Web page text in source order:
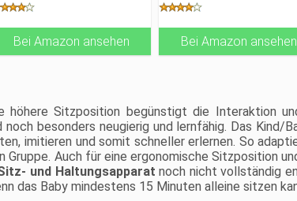
DAS GURTSYSTEM bieten
Kleinkindalter. Der
Treppenhochstuhl ist für
die jeweiligen Einschübe mit
einem Handgriff geschoben
werden. Zum Reinigen kann
man den Treppenhochstuhl
mit einem feuchten Tuch
abwischen.
ALS BABYHOCHSTUHL FÜR
KLEINKINDER, die ohne
Bei Amazon ansehen
Sicherheit
Hochstuhls sind
und Stellschrauben an
Bei Amazon ansehen
höhere Sitzposition begünstigt die Interaktion
besonders neugierig und lernfähig. Das Kind/
imitieren und somit schneller erlernen. So
Gruppe. Auch für eine ergonomische Sitzposition
und Haltungsapparat noch nicht vollständig
das Baby mindestens 15 Minuten alleine sitzen